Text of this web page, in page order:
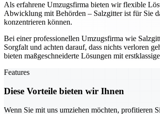
Als erfahrene Umzugsfirma bieten wir flexible
Abwicklung mit Behörden – Salzgitter ist für Sie
konzentrieren können.
Bei einer professionellen Umzugsfirma wie
Sorgfalt und achten darauf, dass nichts verloren
bieten maßgeschneiderte Lösungen mit
Features
Diese Vorteile bieten wir Ihnen
Wenn Sie mit uns umziehen möchten, profitieren